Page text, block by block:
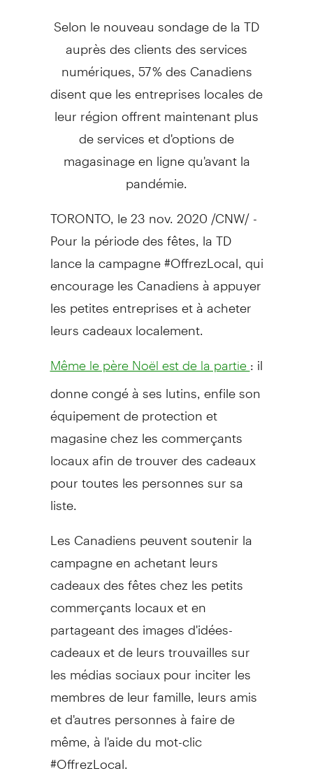
Selon le nouveau sondage de la TD
auprès des clients des services
numériques, 57 % des Canadiens
disent que les entreprises locales de
leur région offrent maintenant plus
de services et d'options de
magasinage en ligne qu'avant la
pandémie.
TORONTO, le23 nov. 2020 /CNW/ -
Pour la période des fêtes, la TD
lance la campagne #OffrezLocal, qui
encourage les Canadiens à appuyer
les petites entreprises et à acheter
leurs cadeaux localement.
Même le père Noël est de la partie : il
donne congé à ses lutins, enfile son
équipement de protection et
magasine chez les commerçants
locaux afin de trouver des cadeaux
pour toutes les personnes sur sa
liste.
Les Canadiens peuvent soutenir la
campagne en achetant leurs
cadeaux des fêtes chez les petits
commerçants locaux et en
partageant des images d'idées-
cadeaux et de leurs trouvailles sur
les médias sociaux pour inciter les
membres de leur famille, leurs amis
et d'autres personnes à faire de
même, à l'aide du mot-clic
#OffrezLocal.